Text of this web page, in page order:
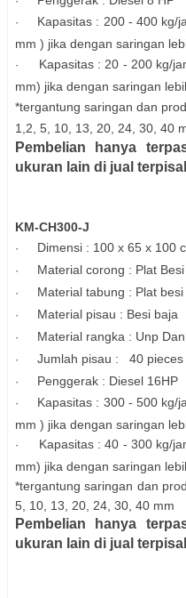
· Kapasitas : 200 - 400 kg/
mm ) jika dengan saringan
·
Kapasitas : 20 - 200 kg/
mm) jika dengan saringan
*tergantung saringan dan
1,2, 5, 10, 13, 20, 24, 30, 40
Pembelian hanya
ukuran lain di jual
KM-CH300-J
· Dimensi : 100 x 65 x 100
· Material corong : Plat Besi
· Material tabung : Plat besi
· Material pisau : Besi baja
· Material rangka : Unp
· Jumlah pisau : 40 pieces
· Penggerak : Diesel 16HP
· Kapasitas : 300 - 500 kg/
mm ) jika dengan saringan
· Kapasitas : 40 - 300 kg/
mm) jika dengan saringan
*tergantung saringan dan
5, 10, 13, 20, 24, 30, 40 mm
Pembelian hanya
ukuran lain di jual